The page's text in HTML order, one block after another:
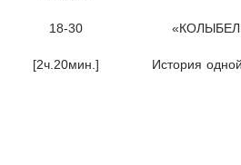
18-30
[2ч.20мин.] История